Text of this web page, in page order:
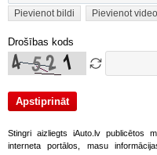
Pievienot bildi Pievienot video
Drošības kods
Stingri aizliegts iAuto.lv publicētos
interneta portālos, masu